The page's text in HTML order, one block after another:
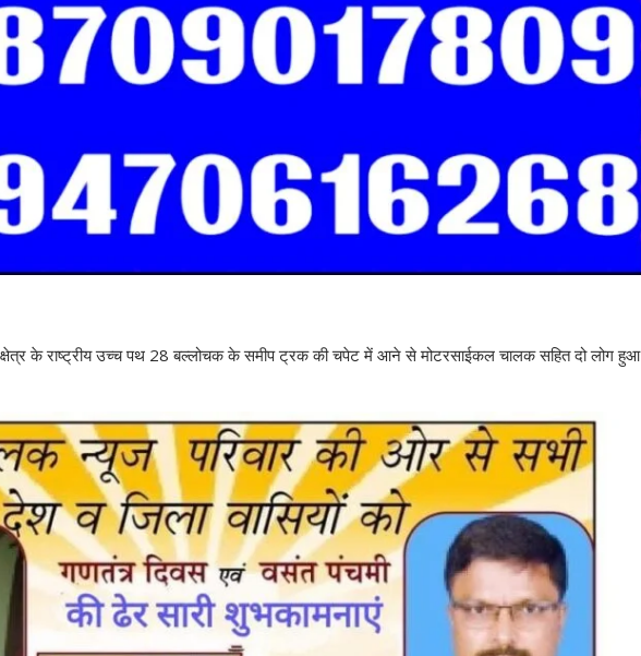
के राष्ट्रीय उच्च पथ 28 बल्लोचक के समीप ट्रक की चपेट में आने से मोटरसाईकल चालक सहित दो लोग हुआ